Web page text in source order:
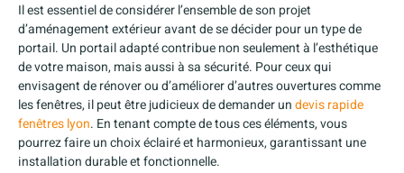
Il est essentiel de considérer l’ensemble de son projet
d’aménagement extérieur avant de se décider pour un type de
portail. Un portail adapté contribue non seulement à l’esthétique
de votre maison, mais aussi à sa sécurité. Pour ceux qui
envisagent de rénover ou d’améliorer d’autres ouvertures comme
les fenêtres, il peut être judicieux de demander undevis rapide
fenêtres lyon. En tenant compte de tous ces éléments, vous
pourrez faire un choix éclairé et harmonieux, garantissant une
installation durable et fonctionnelle.